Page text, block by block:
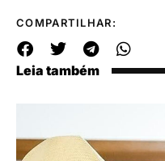
COMPARTILHAR:
Leia também